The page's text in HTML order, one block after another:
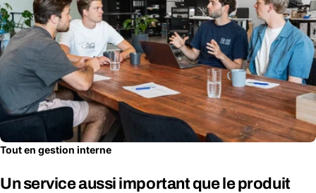
Tout en gestion interne
Un service aussi important que le produit